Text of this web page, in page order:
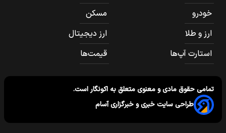
خودرو
مسکن
ارز و طلا
ارز دیجیتال
استارت آپ‌ها
قیمت‌ها
تمامی حقوق مادی و معنوی متعلق به اکونگاراست.
طراحی سایت خبری و خبرگزاری آسام